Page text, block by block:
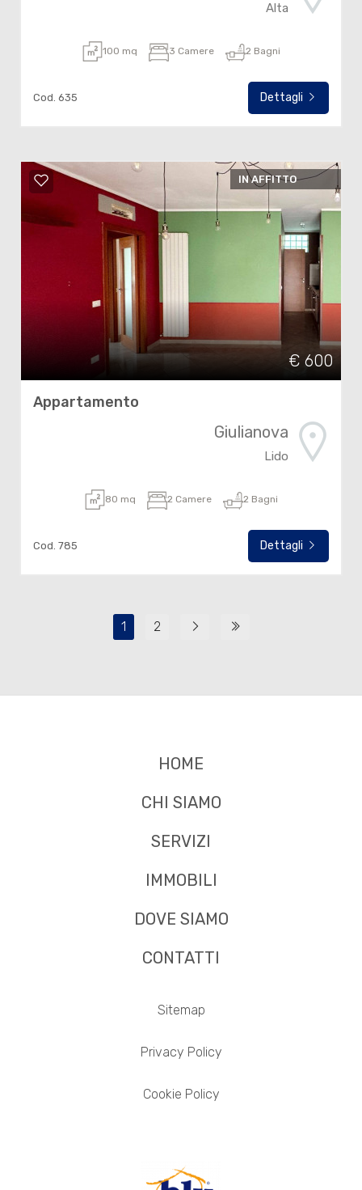
Alta
100 mq 3 Camere 2 Bagni
Cod. 635 Dettagli
IN AFFITTO
€ 600
Appartamento
Giulianova
Lido
80 mq 2 Camere 2 Bagni
Cod. 785 Dettagli
1 2
HOME
CHI SIAMO
SERVIZI
IMMOBILI
DOVE SIAMO
CONTATTI
Sitemap
Privacy Policy
Cookie Policy